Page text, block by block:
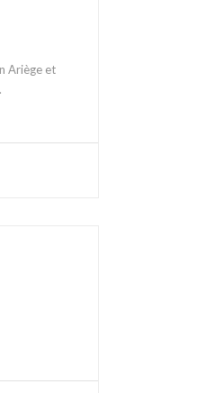
Ariège et